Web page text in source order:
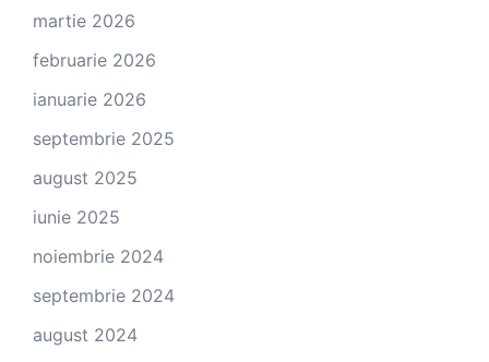
martie 2026
februarie 2026
ianuarie 2026
septembrie 2025
august 2025
iunie 2025
noiembrie 2024
septembrie 2024
august 2024